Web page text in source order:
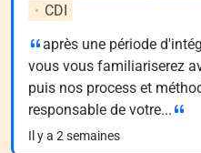
CDI
après une période
vous vous familiariserez
puis nos process et
responsable de votre...
Il y a 2 semaines